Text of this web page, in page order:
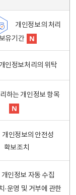
개인정보의 처리
유기간
개인정보처리의 위탁
하는 개인정보 항목
개인정보의 안전성
확보조치
개인정보 자동 수집
·운영 및 거부에 관한